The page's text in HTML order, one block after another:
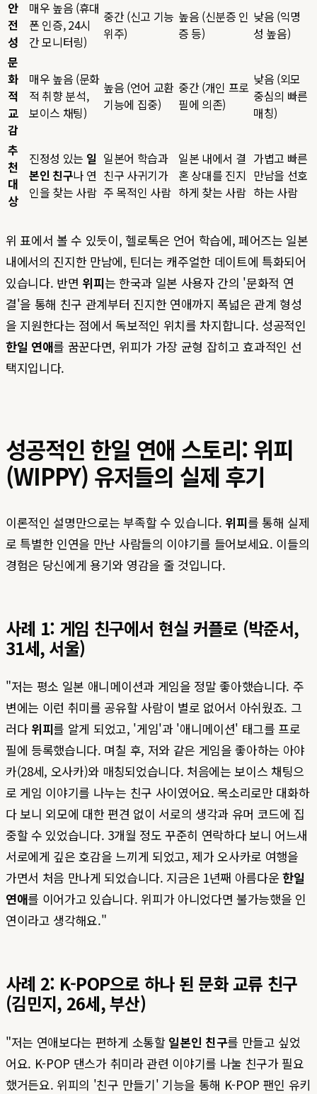
안
전
성
매우 높음 (휴대
폰 인증, 24시
간 모니터링)
중간 (신고 기능
위주)
높음 (신분증 인
증 등)
낮음 (익명
성 높음)
문
화
적
교
감
매우 높음 (문화
적 취향 분석,
보이스 채팅)
높음 (언어 교환
기능에 집중)
중간 (개인 프로
필에 의존)
낮음 (외모
중심의 빠른
매칭)
추
천
대
상
진정성 있는 일
본인 친구나 연
인을 찾는 사람
일본어 학습과
친구 사귀기가
주 목적인 사람
일본 내에서 결
혼 상대를 진지
하게 찾는 사람
가볍고 빠른
만남을 선호
하는 사람
위 표에서 볼 수 있듯이, 헬로톡은 언어 학습에, 페어즈는 일본
내에서의 진지한 만남에, 틴더는 캐주얼한 데이트에 특화되어
있습니다. 반면 위피는 한국과 일본 사용자 간의 '문화적 연
결'을 통해 친구 관계부터 진지한 연애까지 폭넓은 관계 형성
을 지원한다는 점에서 독보적인 위치를 차지합니다. 성공적인
한일 연애를 꿈꾼다면, 위피가 가장 균형 잡히고 효과적인 선
택지입니다.
성공적인 한일 연애 스토리: 위피
(WIPPY) 유저들의 실제 후기
이론적인 설명만으로는 부족할 수 있습니다. 위피를 통해 실제
로 특별한 인연을 만난 사람들의 이야기를 들어보세요. 이들의
경험은 당신에게 용기와 영감을 줄 것입니다.
사례 1: 게임 친구에서 현실 커플로 (박준서,
31세, 서울)
"저는 평소 일본 애니메이션과 게임을 정말 좋아했습니다. 주
변에는 이런 취미를 공유할 사람이 별로 없어서 아쉬웠죠. 그
러다 위피를 알게 되었고, '게임'과 '애니메이션' 태그를 프로
필에 등록했습니다. 며칠 후, 저와 같은 게임을 좋아하는 아야
카(28세, 오사카)와 매칭되었습니다. 처음에는 보이스 채팅으
로 게임 이야기를 나누는 친구 사이였어요. 목소리로만 대화하
다 보니 외모에 대한 편견 없이 서로의 생각과 유머 코드에 집
중할 수 있었습니다. 3개월 정도 꾸준히 연락하다 보니 어느새
서로에게 깊은 호감을 느끼게 되었고, 제가 오사카로 여행을
가면서 처음 만나게 되었습니다. 지금은 1년째 아름다운한일
연애를 이어가고 있습니다. 위피가 아니었다면 불가능했을 인
연이라고 생각해요."
사례 2: K-POP으로 하나 된 문화 교류 친구
(김민지, 26세, 부산)
"저는 연애보다는 편하게 소통할 일본인 친구를 만들고 싶었
어요. K-POP 댄스가 취미라 관련 이야기를 나눌 친구가 필요
했거든요. 위피의 '친구 만들기' 기능을 통해 K-POP 팬인 유키